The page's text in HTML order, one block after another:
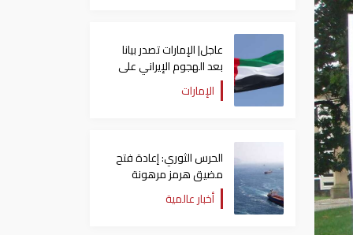
عاجل| الإمارات تصدر بيانا
بعد الهجوم الإيراني على
سفينة تابعة لـ"أدنوك"
الإمارات
الحرس الثوري: إعادة فتح
مضيق هرمز مرهونة
بقبول واشنطن الكامل
لشروط طهران
أخبار عالمية